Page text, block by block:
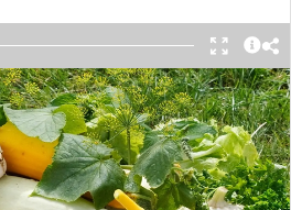
в Telegram
для сбора урожая. Как
Елены Горбунова, период
зависит от сорта.